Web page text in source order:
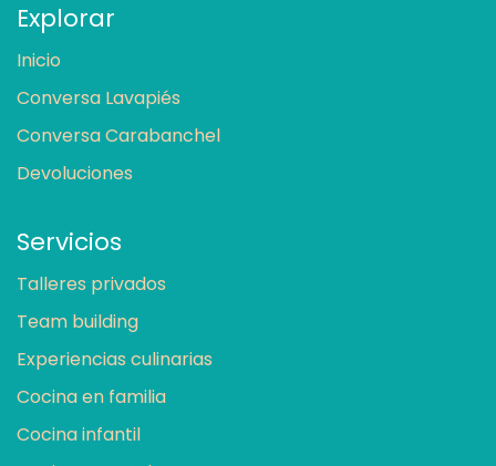
Explorar
Inicio
Conversa Lavapiés
Conversa Carabanchel
Devoluciones
Servicios
Talleres privados
Team building
Experiencias culinarias
Cocina en familia
Cocina infantil